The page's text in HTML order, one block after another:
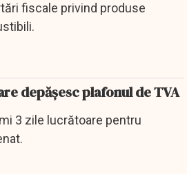
fiscale privind produse
depășesc plafonul de TVA
3 zile lucrătoare pentru